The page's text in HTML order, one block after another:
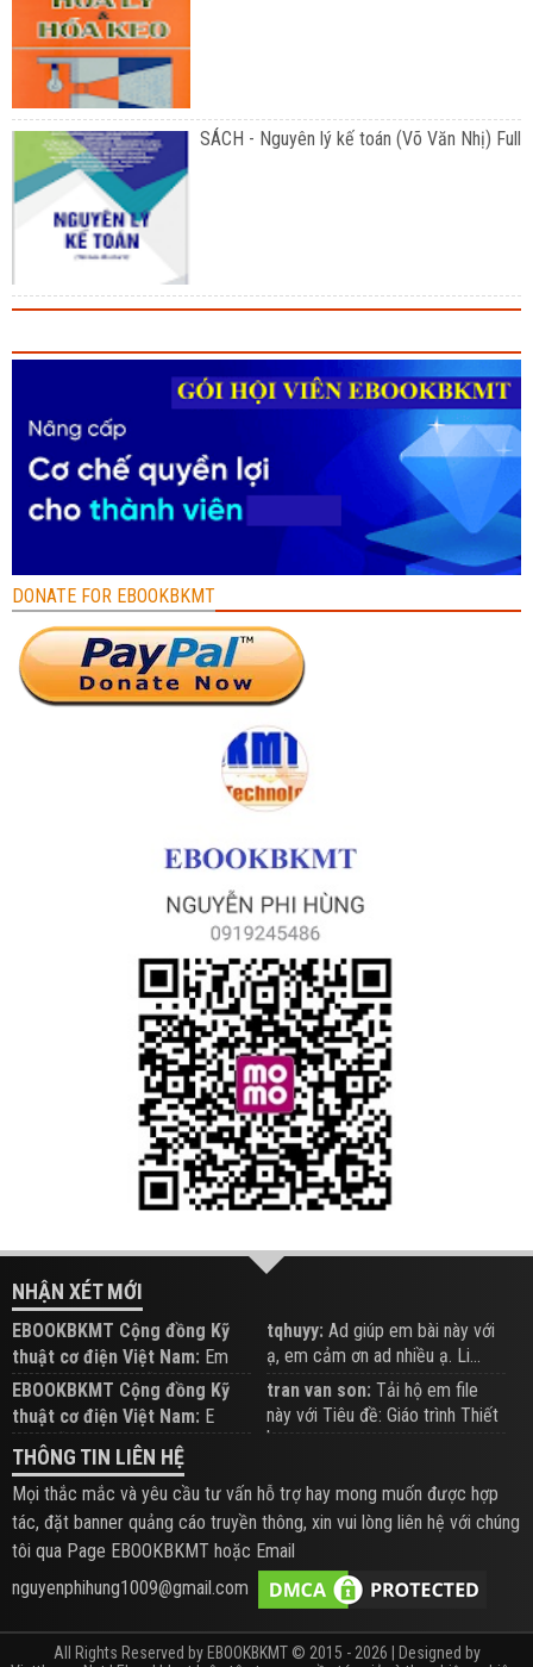
SÁCH - Nguyên lý kế toán (Võ Văn Nhị) Full
DONATE FOR EBOOKBKMT
NHẬN XÉT MỚI
EBOOKBKMT Cộng đồng Kỹ
thuật cơ điện Việt Nam: Em
đăng trên Group hỗ trợ nhé
tqhuyy: Ad giúp em bài này với
ạ, em cảm ơn ad nhiều ạ. Li...
EBOOKBKMT Cộng đồng Kỹ
thuật cơ điện Việt Nam: E
xem hỗ trợ trên Group
tran van son: Tải hộ em file
này với Tiêu đề: Giáo trình Thiết
b...
THÔNG TIN LIÊN HỆ
Mọi thắc mắc và yêu cầu tư vấn hỗ trợ hay mong muốn được hợp
tác, đặt banner quảng cáo truyền thông, xin vui lòng liên hệ với chúng
tôi qua Page EBOOKBKMT hoặc Email
nguyenphihung1009@gmail.com
All Rights Reserved by EBOOKBKMT © 2015 - 2026 | Designed by